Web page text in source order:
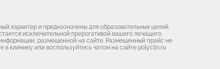
характер и предназначены для образовательных целей.
исключительной прерогативой вашего лечащего
размещенной на сайте. Размещенный прайс не
в клинику или воспользуйтесь чатом на сайте polyclin.ru